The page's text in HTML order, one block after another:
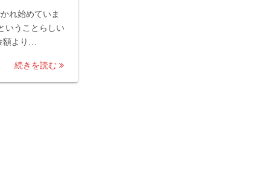
れ始めていま
いうことらしい
額より…
続きを読む